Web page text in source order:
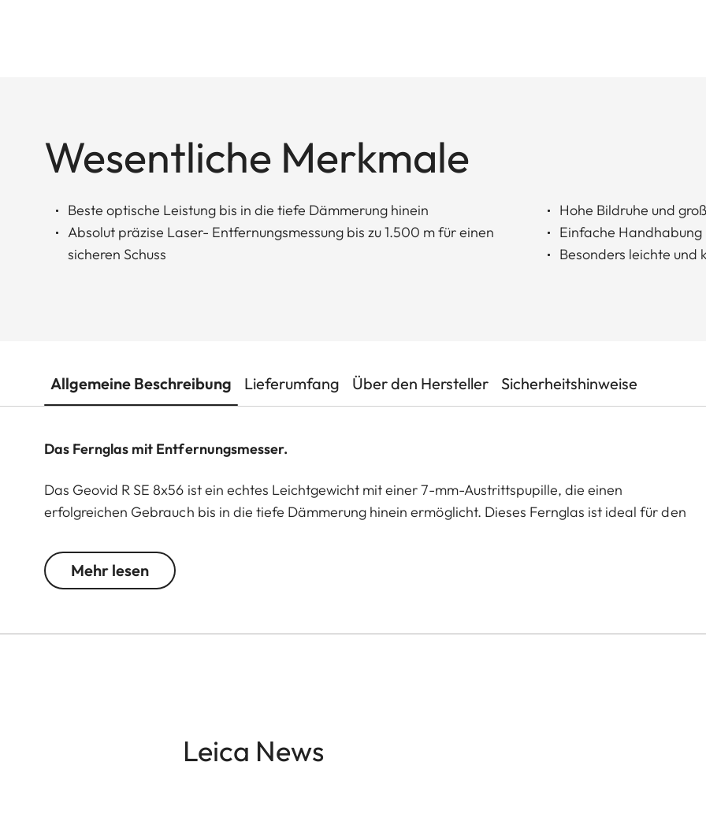
Wesentliche Merkmale
Beste optische Leistung bis in die tiefe Dämmerung hinein
Absolut präzise Laser- Entfernungsmessung bis zu 1.500 m für einen
sicheren Schuss
Hohe Bildruhe und
Einfache Handhabung
Besonders leichte und
Allgemeine Beschreibung Lieferumfang Über den Hersteller Sicherheitshinweise
Das Fernglas mit Entfernungsmesser.
Das Geovid R SE 8x56 ist ein echtes Leichtgewicht mit einer 7-mm-Austrittspupille, die einen
erfolgreichen Gebrauch bis in die tiefe Dämmerung hinein ermöglicht. Dieses Fernglas ist ideal für den
ermüdungsfrei genutzt werden kann. Die Geovid R SE Modelle sind Klassiker unter den Leica
Ferngläsern mit integrierten Entfernungsmessern, die auf der Basis der bewährten Geovid Familie
Mehr lesen
Leica News